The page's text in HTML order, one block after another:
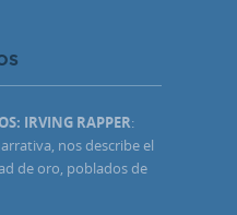
IRVING RAPPER:
nos describe el
de oro, poblados de